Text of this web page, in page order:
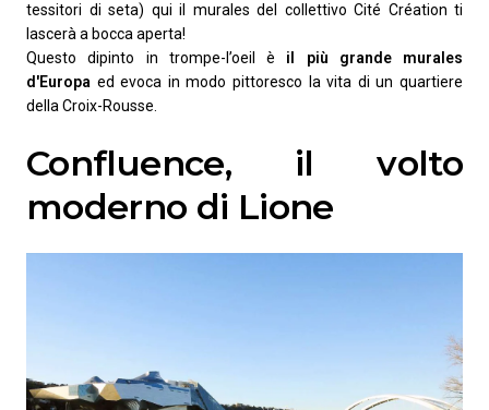
tessitori di seta) qui il murales del collettivo Cité Création ti
lascerà a bocca aperta!
Questo dipinto in trompe-l’oeil è il più grande murales
d'Europa ed evoca in modo pittoresco la vita di un quartiere
della Croix-Rousse.
Confluence, il volto
moderno di Lione